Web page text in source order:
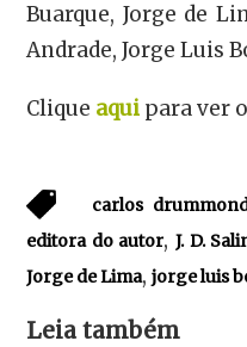
Buarque, Jorge de
Andrade, Jorge Luis
Clique aqui para ver
carlos
editora do autor, J. D.
Jorge de Lima,jorge luis
Leia também